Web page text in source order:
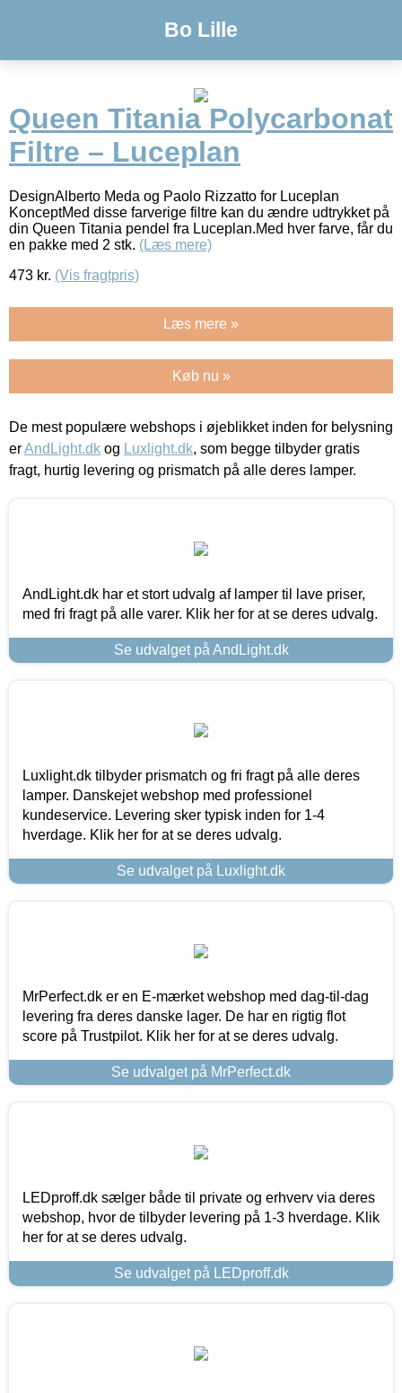
Bo Lille
Queen Titania Polycarbonat
Filtre – Luceplan
DesignAlberto Meda og Paolo Rizzatto for Luceplan
KonceptMed disse farverige filtre kan du ændre udtrykket på
din Queen Titania pendel fra Luceplan.Med hver farve, får du
en pakke med 2 stk. (Læs mere)
473 kr. (Vis fragtpris)
Læs mere »
Køb nu »
De mest populære webshops i øjeblikket inden for belysning
erAndLight.dk og Luxlight.dk, som begge tilbyder gratis
fragt, hurtig levering og prismatch på alle deres lamper.
AndLight.dk har et stort udvalg af lamper til lave priser,
med fri fragt på alle varer. Klik her for at se deres udvalg.
Se udvalget på AndLight.dk
Luxlight.dk tilbyder prismatch og fri fragt på alle deres
lamper. Danskejet webshop med professionel
kundeservice. Levering sker typisk inden for 1-4
hverdage. Klik her for at se deres udvalg.
Se udvalget på Luxlight.dk
MrPerfect.dk er en E-mærket webshop med dag-til-dag
levering fra deres danske lager. De har en rigtig flot
score på Trustpilot. Klik her for at se deres udvalg.
Se udvalget på MrPerfect.dk
LEDproff.dk sælger både til private og erhverv via deres
webshop, hvor de tilbyder levering på 1-3 hverdage. Klik
her for at se deres udvalg.
Se udvalget på LEDproff.dk